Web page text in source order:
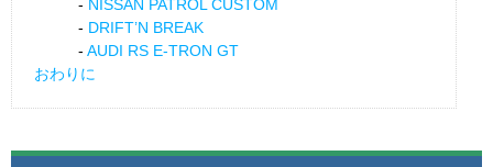
NISSAN PATROL CUSTOM
DRIFT’N BREAK
AUDI RS E-TRON GT
おわりに